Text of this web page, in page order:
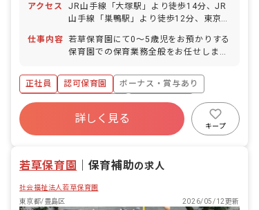
5日） ■夏季特別休暇（有給5日）10日以
上の連休可能・実績多数 ■慶弔休暇（最
大6日） ■生理休暇（有給） ■結婚休暇
（最大8連休） ■産前特別休暇（法定よ
後・育児休暇（取得率100％・復帰率
100％） ■有給休暇：（法定以上（6年間
で法定＋9日）／取得率68％／半日単位
での取得可／5日以上の連休相談OK） ※
年間有給平均取得日数11日 ■有給休暇発
暇付与時まで利用可能。 やむを得ない
欠勤時等に最大5日まで有給で休めま
す。 ■看護休暇 ■介護休業／休暇制度 ※
年間休日数は完全週休2日制に準ずる
アクセス
JR山手線「大塚駅」より徒歩14分、JR
山手線「巣鴨駅」より徒歩12分、東京メ
大塚駅よりバス、「南大塚一丁目」バス
停下車、徒歩5分 ■自転車通勤可（無料
仕事内容 若草保育園にて0～5歳児をお預かりする
保育園での保育業務全般をお任せしま
見守りと援助（食事・排泄・着脱など）
・遊びや活動の企画・実施・記録 ・季節
の行事や体験活動（園外保育・文化活
動・食育など）への参加 ・保護者対応、
連絡帳記入（ICT活用） ・書類作成
（PC・タブレットを使用した記録業務あ
ス・役割を決定します。配属後も複数担
一人で抱え込むような体制ではありませ
ん。 ※当園では「体験の保障」を大切に
正社員 認可保育園
ボーナス・賞与あり
寮・住宅・家賃補助あり
社会保険完備
福利厚生充実
退職金制度
詳しく見る
キープ
若草保育園 保育補助の求人
社会福祉法人若草保育園
東京都/豊島区
2026/05/12更新